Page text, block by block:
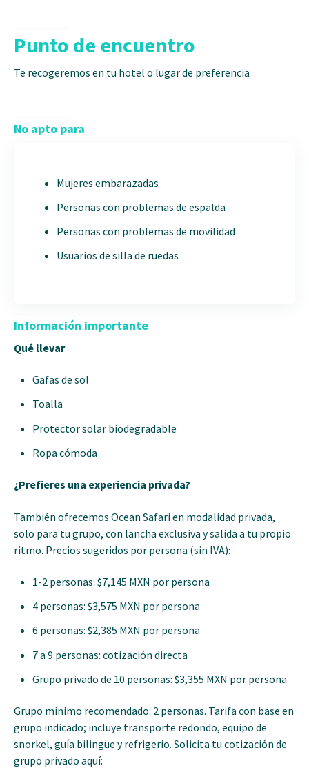
Punto de encuentro
Te recogeremos en tu hotel o lugar de preferencia
No apto para
Mujeres embarazadas
Personas con problemas de espalda
Personas con problemas de movilidad
Usuarios de silla de ruedas
Información importante
Qué llevar
Gafas de sol
Toalla
Protector solar biodegradable
Ropa cómoda
¿Prefieres una experiencia privada?
También ofrecemos Ocean Safari en modalidad privada,
solo para tu grupo, con lancha exclusiva y salida a tu propio
ritmo. Precios sugeridos por persona (sin IVA):
1-2 personas: $7,145 MXN por persona
4 personas: $3,575 MXN por persona
6 personas: $2,385 MXN por persona
7 a 9 personas: cotización directa
Grupo privado de 10 personas: $3,355 MXN por persona
Grupo mínimo recomendado: 2 personas. Tarifa con base en
grupo indicado; incluye transporte redondo, equipo de
snorkel, guía bilingüe y refrigerio. Solicita tu cotización de
grupo privado aquí: